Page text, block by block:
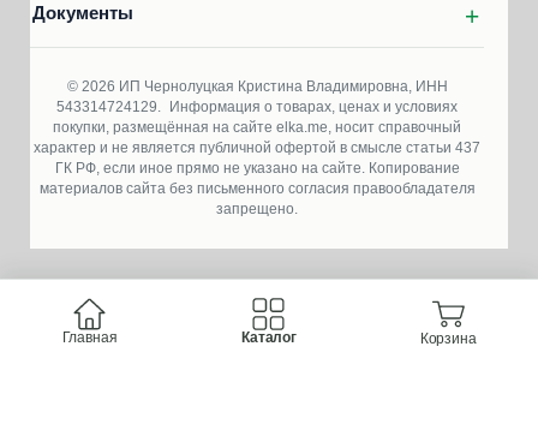
Главная Каталог Корзина
Документы
© 2026 ИП Чернолуцкая Кристина Владимировна, ИНН
543314724129.
Информация о товарах, ценах и условиях
покупки, размещённая на сайте elka.me, носит справочный
характер и не является публичной офертой в смысле статьи 437
ГК РФ, если иное прямо не указано на сайте. Копирование
материалов сайта без письменного согласия правообладателя
запрещено.